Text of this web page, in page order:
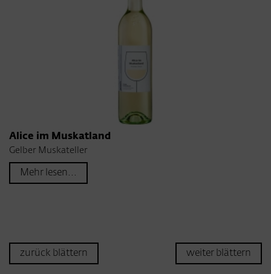
Alice im Muskatland
Gelber Muskateller
Mehr lesen...
zurück blättern weiter blättern